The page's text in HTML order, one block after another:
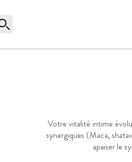
Votre vitalité intime
synergiques (Maca,
apaiser le